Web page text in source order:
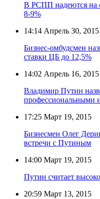
В РСПП надеются на
8-9%
14:14 Апрель 30, 2015
Бизнес-омбудсмен
ставки ЦБ до 12,5%
14:02 Апрель 16, 2015
Владимир Путин
профессиональными
17:25 Март 19, 2015
Бизнесмен Олег
встречи с Путиным
14:00 Март 19, 2015
Путин считает
20:59 Март 13, 2015